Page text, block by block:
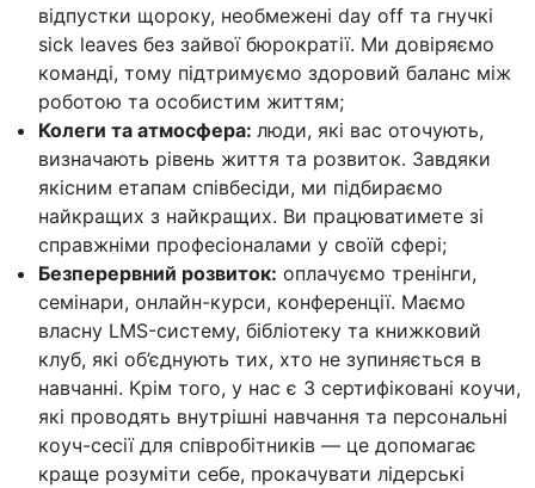
відпустки щороку, необмежені day off та гнучкі
sick leaves без зайвої бюрократії. Ми довіряємо
команді, тому підтримуємо здоровий баланс між
роботою та особистим життям;
Колеги та атмосфера: люди, які вас оточують,
визначають рівень життя та розвиток. Завдяки
якісним етапам співбесіди, ми підбираємо
найкращих з найкращих. Ви працюватимете зі
справжніми професіоналами у своїй сфері;
Безперервний розвиток: оплачуємо тренінги,
семінари, онлайн-курси, конференції. Маємо
власну LMS-систему, бібліотеку та книжковий
клуб, які об’єднують тих, хто не зупиняється в
навчанні. Крім того, у нас є 3 сертифіковані коучи,
які проводять внутрішні навчання та персональні
коуч-сесії для співробітників — це допомагає
краще розуміти себе, прокачувати лідерські